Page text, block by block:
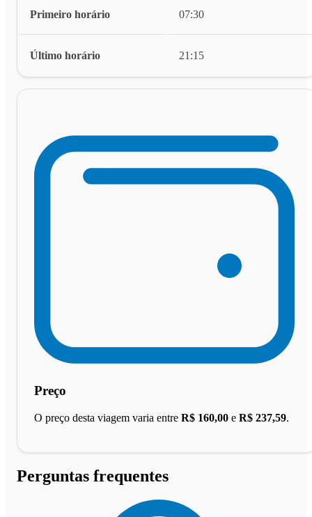
Primeiro horário 07:30
Último horário 21:15
Preço
O preço desta viagem varia entre R$ 160,00 e R$ 237,59.
Perguntas frequentes